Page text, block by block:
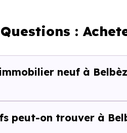
varient selon la localisation
Notre moteur de
Comminges (31260) selon
:
neuf à
peut-on trouver à